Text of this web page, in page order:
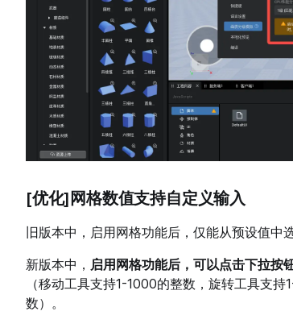
[优化]网格数值支持自定义输入
旧版本中，启用网格功能后，仅能从预设值中
新版本中， 启用网格功能后，可以点击下拉按
（移动工具支持1-1000的整数，旋转工具支
数）。